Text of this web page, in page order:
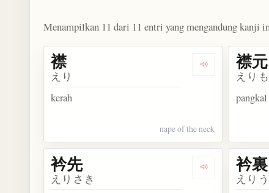
Menampilkan 11 dari 11 entri yang mengandung kanji
Dengarkan
襟
えり
kerah
nape of the neck
襟元
えり
Dengarkan
衿先
えりさき
衿裏
えり